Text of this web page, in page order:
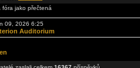
fóra jako přečtená
09, 2026 6:25
Auditorium